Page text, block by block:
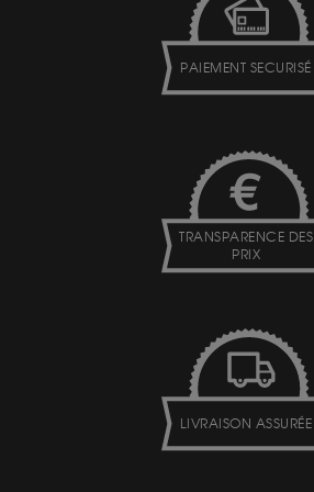
PAIEMENT SECURISÉ
TRANSPARENCE DES
PRIX
LIVRAISON ASSURÉE